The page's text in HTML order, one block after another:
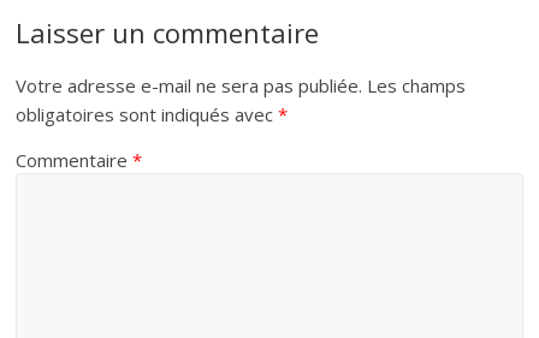
Laisser un commentaire
Votre adresse e-mail ne sera pas publiée. Les champs
obligatoires sont indiqués avec*
Commentaire*